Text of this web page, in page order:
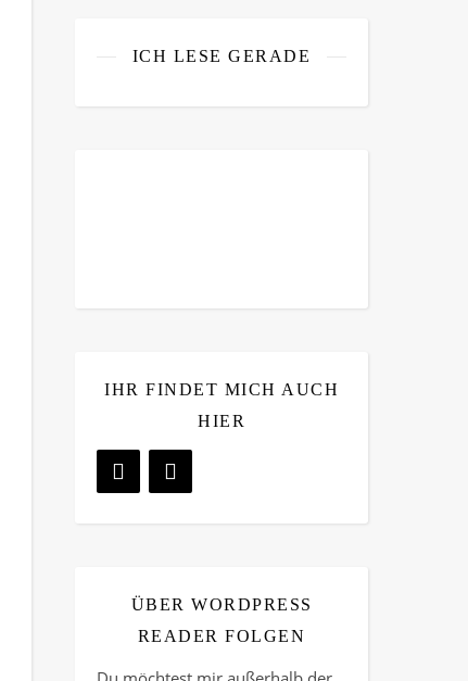
ICH LESE GERADE
IHR FINDET MICH AUCH
HIER
ÜBER WORDPRESS
READER FOLGEN